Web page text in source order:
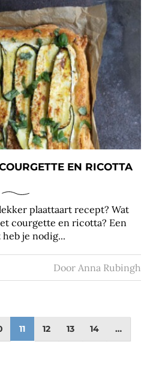
EN RICOTTA
plaattaart recept? Wat
courgette en ricotta? Een
je nodig...
Door Anna Rubingh
11 12 13 14 …